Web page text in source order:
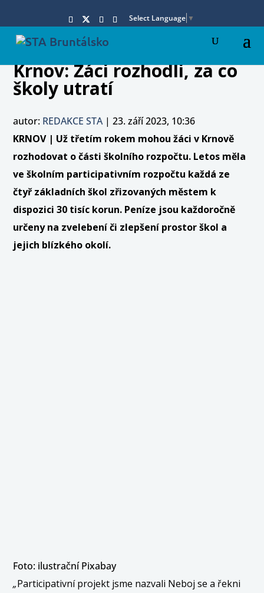
Select Language ▼
Krnov: Žáci rozhodli, za co
školy utratí
autor: REDAKCE STA|23. září 2023, 10:36
KRNOV | Už třetím rokem mohou žáci v Krnově
rozhodovat o části školního rozpočtu. Letos měla
ve školním participativním rozpočtu každá ze
čtyř základních škol zřizovaných městem k
dispozici 30 tisíc korun. Peníze jsou každoročně
určeny na zvelebení či zlepšení prostor škol a
jejich blízkého okolí.
Foto: ilustrační Pixabay
„Participativní projekt jsme nazvali Neboj se a řekni